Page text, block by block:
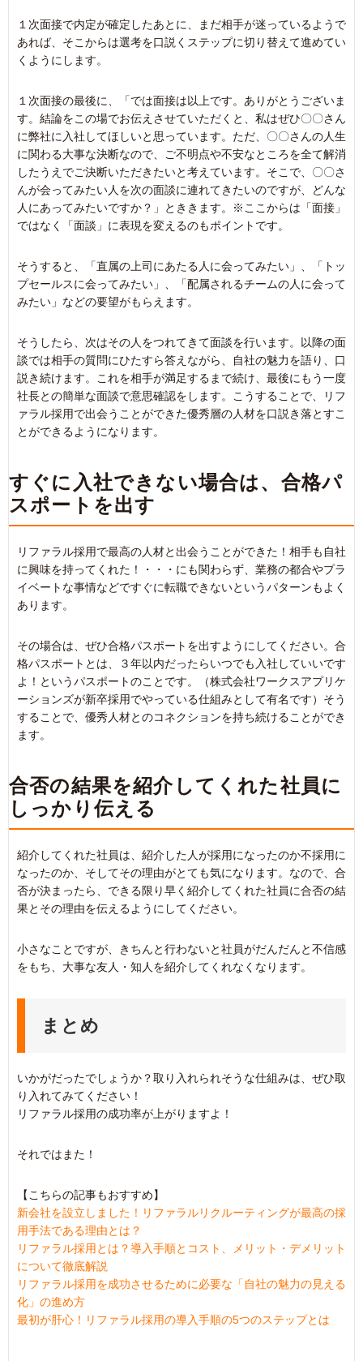
１次面接で内定が確定したあとに、まだ相手が迷っているようで
あれば、そこからは選考を口説くステップに切り替えて進めてい
くようにします。
１次面接の最後に、「では面接は以上です。ありがとうございま
す。結論をこの場でお伝えさせていただくと、私はぜひ〇〇さん
に弊社に入社してほしいと思っています。ただ、〇〇さんの人生
に関わる大事な決断なので、ご不明点や不安なところを全て解消
したうえでご決断いただきたいと考えています。そこで、〇〇さ
んが会ってみたい人を次の面談に連れてきたいのですが、どんな
人にあってみたいですか？」とききます。※ここからは「面接」
ではなく「面談」に表現を変えるのもポイントです。
そうすると、「直属の上司にあたる人に会ってみたい」、「トッ
プセールスに会ってみたい」、「配属されるチームの人に会って
みたい」などの要望がもらえます。
そうしたら、次はその人をつれてきて面談を行います。以降の面
談では相手の質問にひたすら答えながら、自社の魅力を語り、口
説き続けます。これを相手が満足するまで続け、最後にもう一度
社長との簡単な面談で意思確認をします。こうすることで、リフ
ァラル採用で出会うことができた優秀層の人材を口説き落とすこ
とができるようになります。
すぐに入社できない場合は、合格パ
スポートを出す
リファラル採用で最高の人材と出会うことができた！相手も自社
に興味を持ってくれた！・・・にも関わらず、業務の都合やプラ
イベートな事情などですぐに転職できないというパターンもよく
あります。
その場合は、ぜひ合格パスポートを出すようにしてください。合
格パスポートとは、３年以内だったらいつでも入社していいです
よ！というパスポートのことです。（株式会社ワークスアプリケ
ーションズが新卒採用でやっている仕組みとして有名です）そう
することで、優秀人材とのコネクションを持ち続けることができ
ます。
合否の結果を紹介してくれた社員に
しっかり伝える
紹介してくれた社員は、紹介した人が採用になったのか不採用に
なったのか、そしてその理由がとても気になります。なので、合
否が決まったら、できる限り早く紹介してくれた社員に合否の結
果とその理由を伝えるようにしてください。
小さなことですが、きちんと行わないと社員がだんだんと不信感
をもち、大事な友人・知人を紹介してくれなくなります。
まとめ
いかがだったでしょうか？取り入れられそうな仕組みは、ぜひ取
り入れてみてください！
リファラル採用の成功率が上がりますよ！
それではまた！
【こちらの記事もおすすめ】
新会社を設立しました！リファラルリクルーティングが最高の採
用手法である理由とは？
リファラル採用とは？導入手順とコスト、メリット・デメリット
について徹底解説
リファラル採用を成功させるために必要な「自社の魅力の見える
化」の進め方
最初が肝心！リファラル採用の導入手順の5つのステップとは